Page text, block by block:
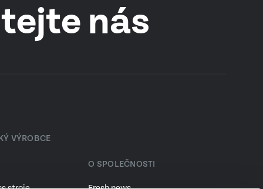
nás
VÝROBCE
O SPOLEČNOSTI